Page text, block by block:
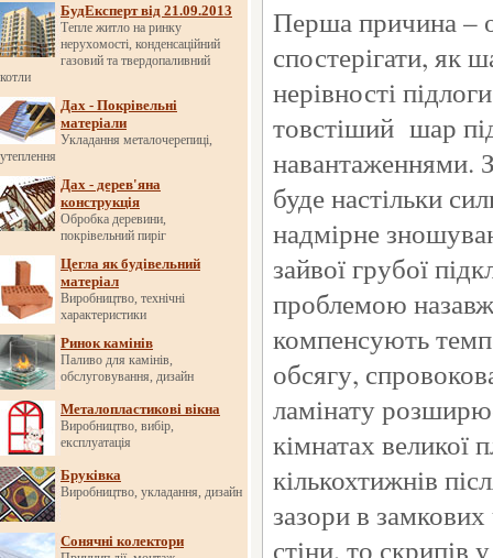
БудЕксперт від 21.09.2013
Тепле житло на ринку
нерухомості, конденсаційний
газовий та твердопаливний
котли
Дах - Покрівельні
матеріали
Укладання металочерепиці,
утеплення
Дах - дерев'яна
конструкція
Обробка деревини,
покрівельний пиріг
Цегла як будівельний
матеріал
Виробництво, технічні
характеристики
Ринок камінів
Паливо для камінів,
обслуговування, дизайн
Металопластикові вікна
Виробництво, вибір,
експлуатація
Бруківка
Виробництво, укладання, дизайн
Сонячні колектори
Перша причина –
спостерігати, як
нерівності
товстіший шар
навантаженнями.
буде настільки
надмірне
зайвої грубої
проблемою
компенсують
обсягу,
ламінату
кімнатах великої
кількохтижнів
зазори в
стіни, то